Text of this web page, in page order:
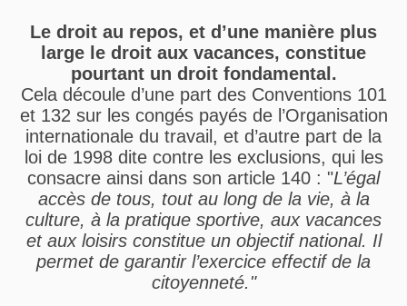
Le droit au repos, et d’une manière plus
large le droit aux vacances, constitue
pourtant un droit fondamental.
Cela découle d’une part des Conventions 101
et 132 sur les congés payés de l’Organisation
internationale du travail, et d’autre part de la
loi de 1998 dite contre les exclusions, qui les
consacre ainsi dans son article 140 : "L’égal
accès de tous, tout au long de la vie, à la
culture, à la pratique sportive, aux vacances
et aux loisirs constitue un objectif national. Il
permet de garantir l’exercice effectif de la
citoyenneté."